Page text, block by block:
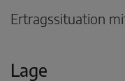
Ertragssituation
Lage